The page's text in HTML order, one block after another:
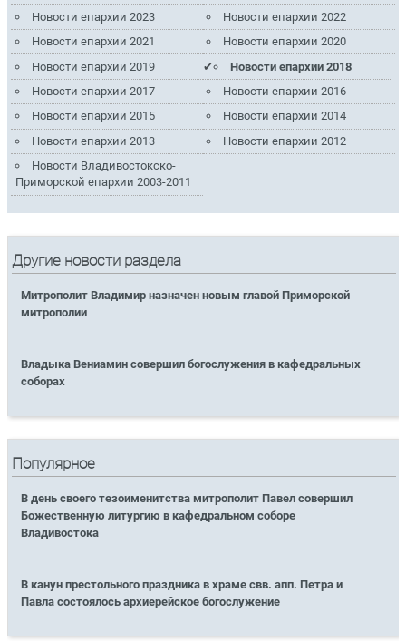
Новости епархии 2023
Новости епархии 2022
Новости епархии 2021
Новости епархии 2020
Новости епархии 2019
Новости епархии 2018
Новости епархии 2017
Новости епархии 2016
Новости епархии 2015
Новости епархии 2014
Новости епархии 2013
Новости епархии 2012
Новости Владивостокско-
Приморской епархии 2003-2011
Другие новости раздела
Митрополит Владимир назначен новым главой Приморской
митрополии
Владыка Вениамин совершил богослужения в кафедральных
соборах
Популярное
В день своего тезоименитства митрополит Павел совершил
Божественную литургию в кафедральном соборе
Владивостока
В канун престольного праздника в храме свв. апп. Петра и
Павла состоялось архиерейское богослужение